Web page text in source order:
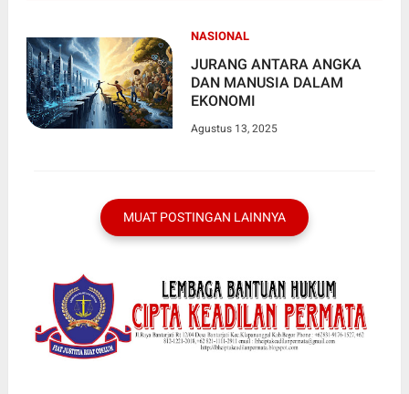
NASIONAL
JURANG ANTARA ANGKA
DAN MANUSIA DALAM
EKONOMI
Agustus 13, 2025
MUAT POSTINGAN LAINNYA